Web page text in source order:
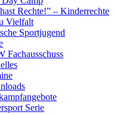
Rechte!” – Kinderrechte
Vielfalt
Sportjugend
Fachausschuss
Serie